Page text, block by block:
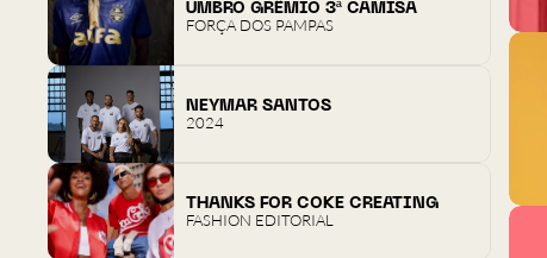
UMBRO GRÊMIO 3ª CAMISA
FORÇA DOS PAMPAS
NEYMAR SANTOS
2024
THANKS FOR COKE CREATING
FASHION EDITORIAL